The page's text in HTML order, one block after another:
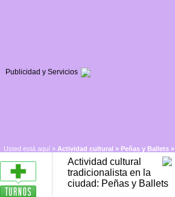
Publicidad y Servicios
Usted está aquí » Actividad cultural » Peñas y Ballets »
Actividad cultural
tradicionalista en la
ciudad: Peñas y Ballets